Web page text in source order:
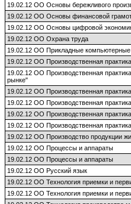
19.02.12 ОО Основы бережливого
19.02.12 ОО Основы финансовой
19.02.12 ОО Основы цифровой
19.02.12 ОО Охрана труда
19.02.12 ОО Прикладные
19.02.12 ОО Производственная
19.02.12 ОО Производственная
рынке"
19.02.12 ОО Производственная
19.02.12 ОО Производственная
19.02.12 ОО Производственная
19.02.12 ОО Производственная
19.02.12 ОО Производство продукции
19.02.12 ОО Процессы и аппараты
19.02.12 ОО Процессы и аппараты
19.02.12 ОО Русский язык
19.02.12 ОО Технология приемки и
19.02.12 ОО Технология приемки и